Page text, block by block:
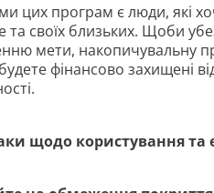
цих програм є люди, які
та своїх близьких. Щоби
мети, накопичувальну
фінансово захищені
щодо користування та